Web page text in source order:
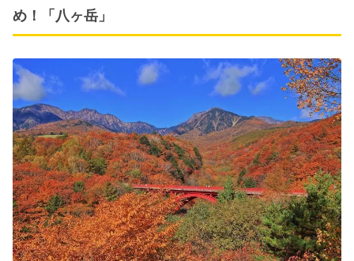
め！「八ヶ岳」